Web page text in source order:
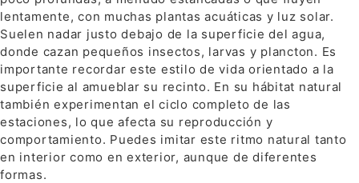
lentamente, con muchas plantas acuáticas y luz solar.
Suelen nadar justo debajo de la superficie del agua,
donde cazan pequeños insectos, larvas y plancton. Es
importante recordar este estilo de vida orientado a la
superficie al amueblar su recinto. En su hábitat natural
también experimentan el ciclo completo de las
estaciones, lo que afecta su reproducción y
comportamiento. Puedes imitar este ritmo natural tanto
en interior como en exterior, aunque de diferentes
formas.